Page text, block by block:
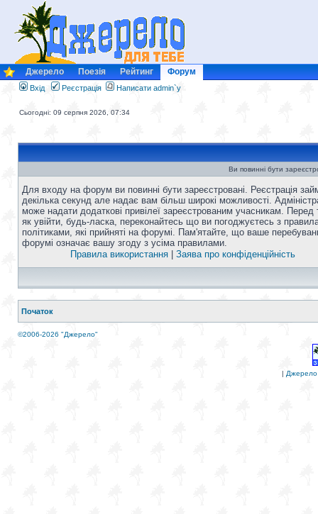
Джерело Поезія Рейтинг Форум
Вхід Реєстрація Написати admin`у
Сьогодні: 09 серпня 2026, 07:34
Ви повинні бути
Для входу на форум ви повинні бути зареєстровані. Реєстрація
декілька секунд але надає вам більш широкі можливості.
може надати додаткові привілеї зареєстрованим учасникам. Перед
як увійти, будь-ласка, переконайтесь що ви погоджуєтесь з
політиками, які прийняті на форумі. Пам'ятайте, що ваше
форумі означає вашу згоду з усіма правилами.
Правила використання
Заява про конфіденційність
Початок
©2006-2026 "Джерело"
| Джерело